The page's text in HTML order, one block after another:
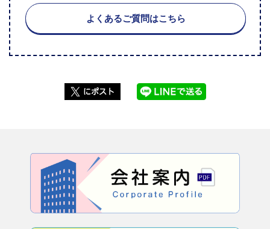
よくあるご質問はこちら